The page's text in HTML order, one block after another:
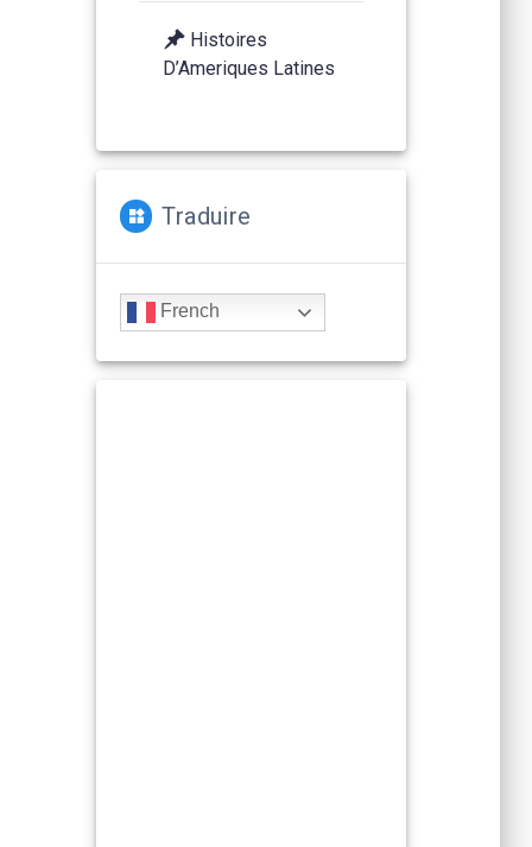
Histoires
D’Ameriques Latines
Traduire
French